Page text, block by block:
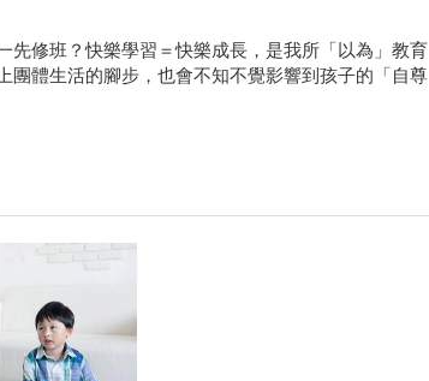
修班？快樂學習＝快樂成長，是我所「以為」教育
體生活的腳步，也會不知不覺影響到孩子的「自尊